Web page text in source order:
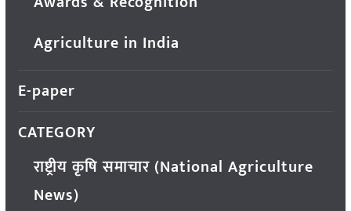
Agriculture in India
E-paper
CATEGORY
राष्ट्रीय कृषि समाचार (National Agriculture
News)